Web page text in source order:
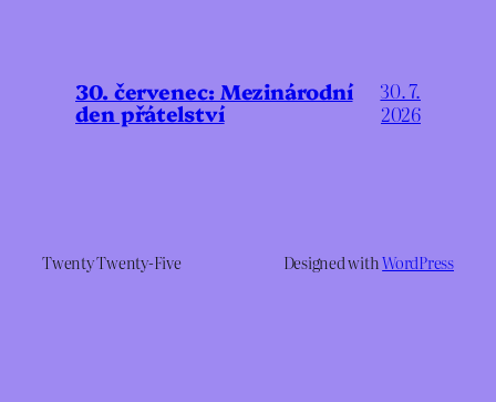
30. červenec: Mezinárodní
den přátelství
30. 7.
2026
Twenty Twenty-Five Designed withWordPress